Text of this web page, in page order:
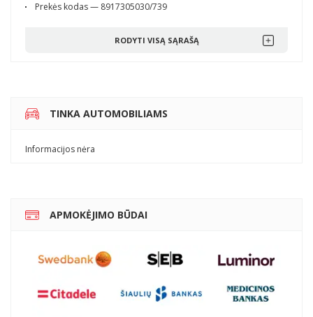
Prekės kodas — 8917305030/739
RODYTI VISĄ SĄRAŠĄ
TINKA AUTOMOBILIAMS
Informacijos nėra
APMOKĖJIMO BŪDAI